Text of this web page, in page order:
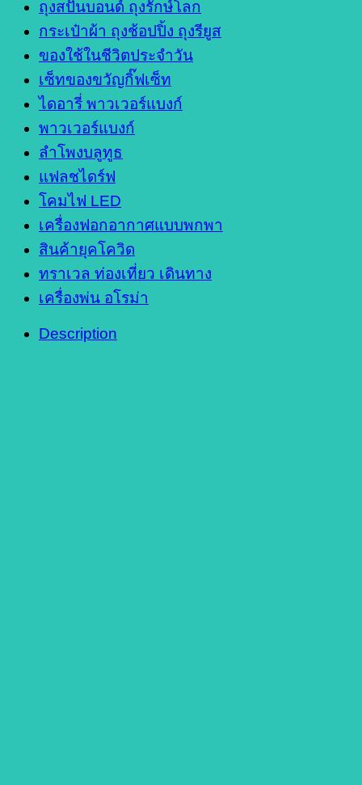
ถุงสปันบอนด์ ถุงรักษ์โลก
กระเป๋าผ้า ถุงช้อปปิ้ง ถุงรียูส
ของใช้ในชีวิตประจำวัน
เซ็ทของขวัญกิ๊ฟเซ็ท
ไดอารี่ พาวเวอร์แบงก์
พาวเวอร์แบงก์
ลำโพงบลูทูธ
แฟลชไดร์ฟ
โคมไฟ LED
เครื่องฟอกอากาศแบบพกพา
สินค้ายุคโควิด
ทราเวล ท่องเที่ยว เดินทาง
เครื่องพ่น อโรม่า
Description